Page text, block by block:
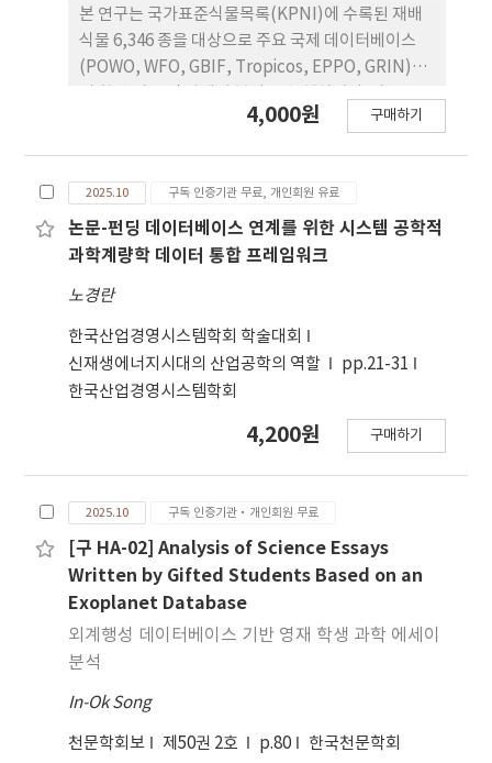
본 연구는 국가표준식물목록(KPNI)에 수록된 재배
식물 6,346 종을 대상으로 주요 국제 데이터베이스
(POWO, WFO, GBIF, Tropicos, EPPO, GRIN)와
마지막으로 업데이트 된 최신 버전을 활용하 였으며,
과, 전반적으로 모든 데이터베이스에서 정명의 비율
이 가장 높았고, 그 중 POWO와 WFO가 정명 비율이
특히 높았으며, GRIN과 GBIF 또한 정명이 다수를 차
터베이스별로 상이하였다. POWO, WFO, GBIF는 이
명을 2-3개 항목으로 구분한 반면, EPPO와 GRIN은
단순히 accepted와 not accepted로 제시하였다.
Tropicos는 Bulk Name Matching 기능을 통해 합
한 학명 불일치 처리 비율은 POWO와 WFO 에서 적
수준과 해석 범위의 차이를 반영하며, 향후 국내 재배
식물 목록과 국제 데이 터베이스 간 동기화의 필요성
을 시사한다.
4,000원 구매하기
2025.10 구독 인증기관 무료, 개인회원 유료
논문-펀딩 데이터베이스 연계를 위한 시스템 공학적
과학계량학 데이터 통합 프레임워크
노경란
한국산업경영시스템학회 학술대회
신재생에너지시대의 산업공학의 역할
pp.21-31
한국산업경영시스템학회
4,200원 구매하기
2025.10 구독 인증기관·개인회원 무료
[구 HA-02] Analysis of Science Essays
Written by Gifted Students Based on an
Exoplanet Database
외계행성 데이터베이스 기반 영재 학생 과학 에세이
분석
In-Ok Song
천문학회보 제50권 2호 p.80 한국천문학회